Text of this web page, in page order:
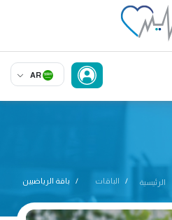
الرئيسية الباقات باقة الرياضيين